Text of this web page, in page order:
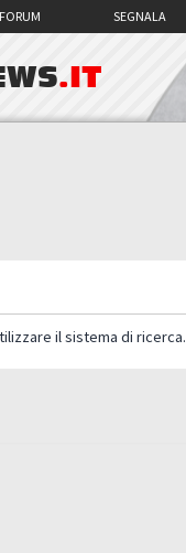
FORUM SEGNALA
.IT
il sistema di ricerca.